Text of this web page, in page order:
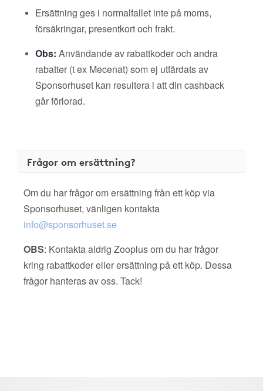
Ersättning ges i normalfallet inte på moms,
försäkringar, presentkort och frakt.
Obs: Användande av rabattkoder och andra
rabatter (t ex Mecenat) som ej utfärdats av
Sponsorhuset kan resultera i att din cashback
går förlorad.
Frågor om ersättning?
Om du har frågor om ersättning från ett köp via
Sponsorhuset, vänligen kontakta
info@sponsorhuset.se
OBS: Kontakta aldrig Zooplus om du har frågor
kring rabattkoder eller ersättning på ett köp. Dessa
frågor hanteras av oss. Tack!